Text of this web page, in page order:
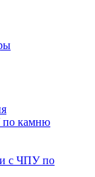
по камню
с ЧПУ по